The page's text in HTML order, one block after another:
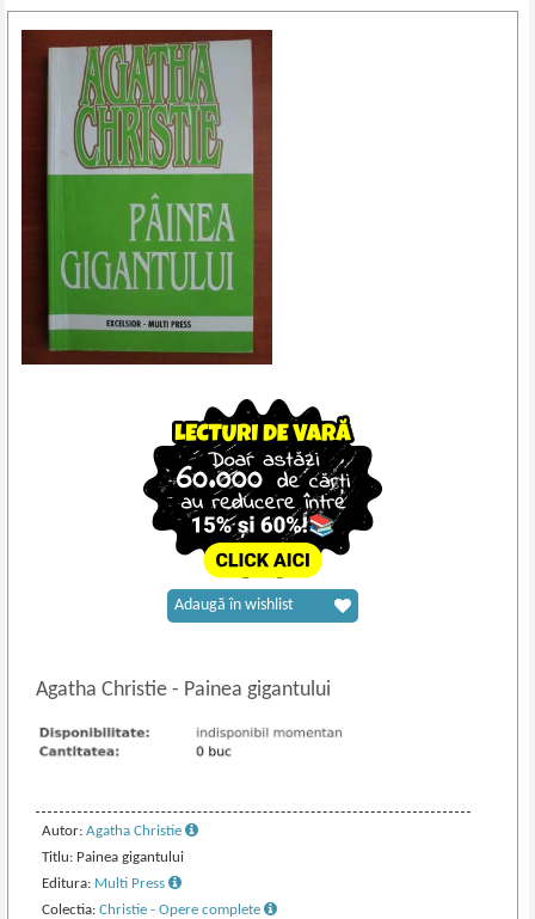
Agatha Christie- Painea gigantului
Autor:Agatha Christie
Titlu: Painea gigantului
Editura: Multi Press
Colectia:Christie - Opere complete
Adaugă în wishlist